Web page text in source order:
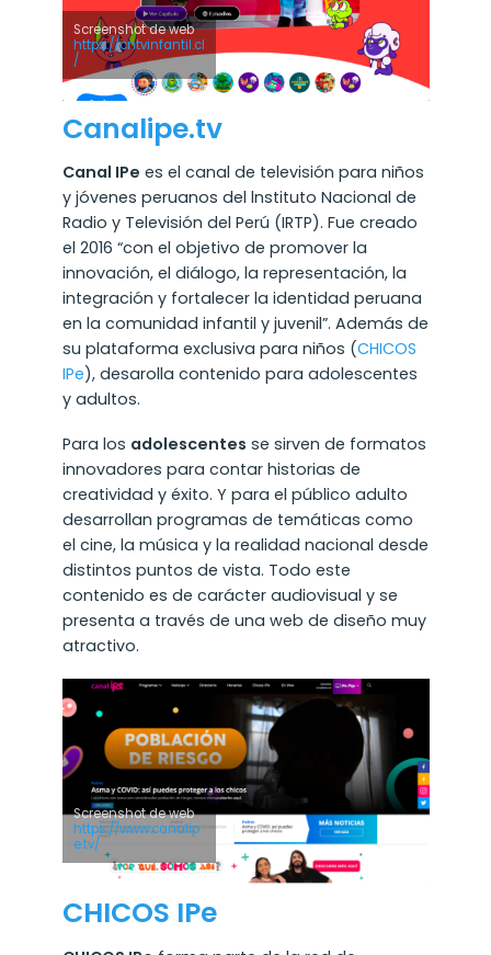
Screenshot de web
https://cntvinfantil.cl
/
Canalipe.tv
Canal IPe es el canal de televisión para niños
y jóvenes peruanos del lnstituto Nacional de
Radio y Televisión del Perú (IRTP). Fue creado
el 2016 “con el objetivo de promover la
innovación, el diálogo, la representación, la
integración y fortalecer la identidad peruana
en la comunidad infantil y juvenil”. Además de
su plataforma exclusiva para niños (CHICOS
IPe), desarolla contenido para adolescentes
y adultos.
Para los adolescentes se sirven de formatos
innovadores para contar historias de
creatividad y éxito. Y para el público adulto
desarrollan programas de temáticas como
el cine, la música y la realidad nacional desde
distintos puntos de vista. Todo este
contenido es de carácter audiovisual y se
presenta a través de una web de diseño muy
atractivo.
Screenshot de web
https://www.canalip
e.tv/
CHICOS IPe